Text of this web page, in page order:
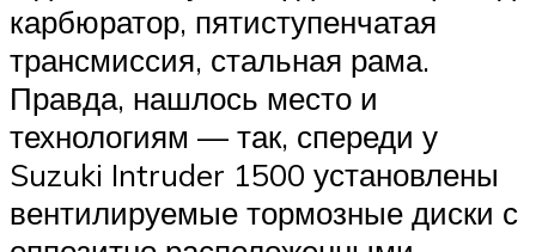
карбюратор, пятиступенчатая
трансмиссия, стальная рама.
Правда, нашлось место и
технологиям — так, спереди у
Suzuki Intruder 1500 установлены
вентилируемые тормозные диски с